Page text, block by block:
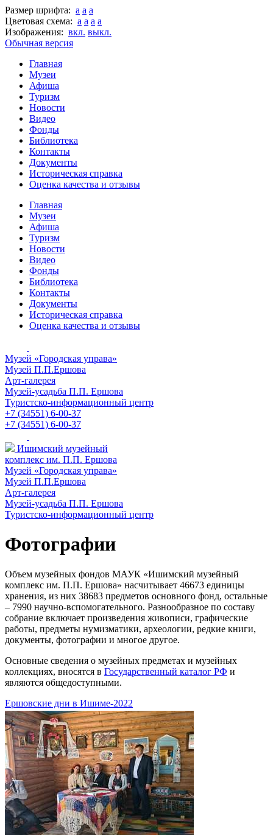
Размер шрифта: a a a
Цветовая схема: a a a a
Изображения: вкл. выкл.
Обычная версия
Главная
Музеи
Афиша
Туризм
Новости
Видео
Фонды
Библиотека
Контакты
Документы
Историческая справка
Оценка качества и отзывы
Главная
Музеи
Афиша
Туризм
Новости
Видео
Фонды
Библиотека
Контакты
Документы
Историческая справка
Оценка качества и отзывы
Музей «Городская управа»
Музей П.П.Ершова
Арт-галерея
Музей-усадьба П.П. Ершова
Туристско-информационный центр
+7 (34551) 6-00-37
+7 (34551) 6-00-37
Ишимский музейный
комплекс им. П.П. Ершова
Музей «Городская управа»
Музей П.П.Ершова
Арт-галерея
Музей-усадьба П.П. Ершова
Туристско-информационный центр
Фотографии
Объем музейных фондов МАУК «Ишимский музейный
комплекс им. П.П. Ершова» насчитывает 46673 единицы
хранения, из них 38683 предметов основного фонд, остальные
– 7990 научно-вспомогательного. Разнообразное по составу
собрание включает произведения живописи, графические
работы, предметы нумизматики, археологии, редкие книги,
документы, фотографии и многое другое.
Основные сведения о музейных предметах и музейных
коллекциях, вносятся в Государственный каталог РФ и
являются общедоступными.
Ершовские дни в Ишиме-2022